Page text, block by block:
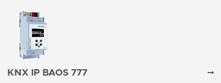
KNX IP BAOS 777